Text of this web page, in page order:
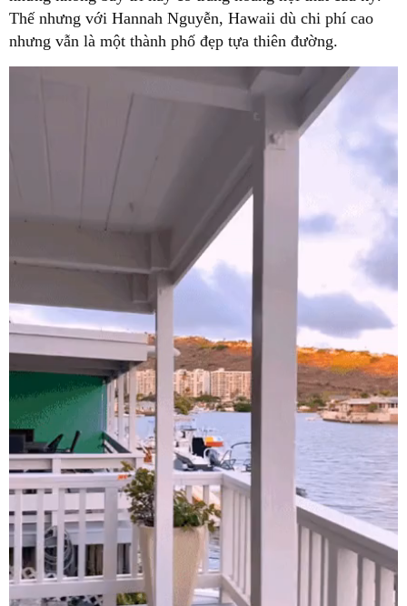
Thế nhưng với Hannah Nguyễn, Hawaii dù chi phí cao
nhưng vẫn là một thành phố đẹp tựa thiên đường.